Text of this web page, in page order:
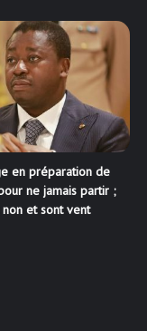
en préparation de
ne jamais partir ;
et sont vent